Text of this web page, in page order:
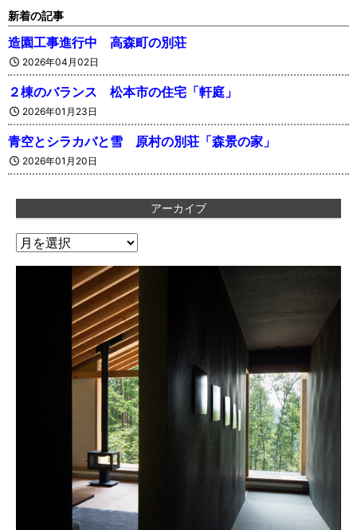
新着の記事
造園工事進行中 高森町の別荘
2026年04月02日
２棟のバランス 松本市の住宅「軒庭」
2026年01月23日
青空とシラカバと雪 原村の別荘「森景の家」
2026年01月20日
アーカイブ
ア